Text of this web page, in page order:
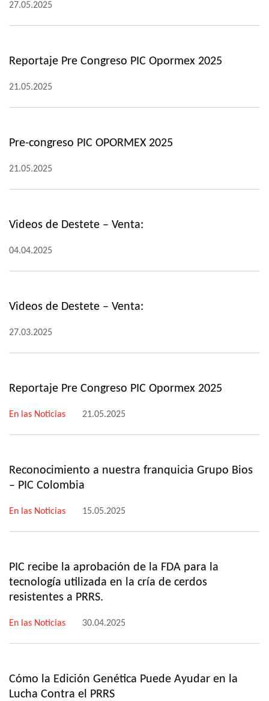
27.05.2025
Reportaje Pre Congreso PIC Opormex 2025
21.05.2025
Pre-congreso PIC OPORMEX 2025
21.05.2025
Videos de Destete – Venta:
04.04.2025
Videos de Destete – Venta:
27.03.2025
Reportaje Pre Congreso PIC Opormex 2025
En las Noticias 21.05.2025
Reconocimiento a nuestra franquicia Grupo Bios
– PIC Colombia
En las Noticias 15.05.2025
PIC recibe la aprobación de la FDA para la
tecnología utilizada en la cría de cerdos
resistentes a PRRS.
En las Noticias 30.04.2025
Cómo la Edición Genética Puede Ayudar en la
Lucha Contra el PRRS